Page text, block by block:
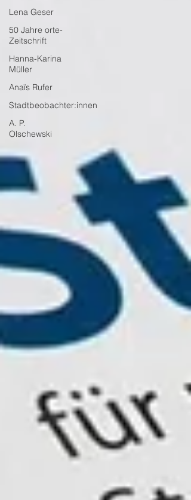
Lena Geser
50 Jahre orte-
Zeitschrift
Hanna-Karina
Müller
Anaïs Rufer
Stadtbeobachter:innen
A. P.
Olschewski